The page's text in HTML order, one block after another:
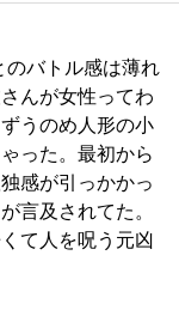
のバトル感は薄れ
んが女性ってわ
うのめ人形の小
った。最初から
感が引っかかっ
言及されてた。
て人を呪う元凶